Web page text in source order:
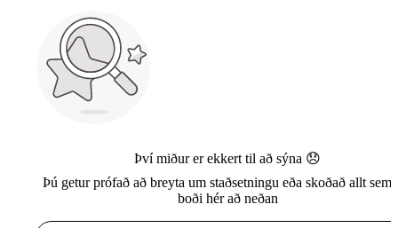
Því miður er ekkert til að sýna 😞
Þú getur prófað að breyta um staðsetningu eða skoðað allt sem
boði hér að neðan